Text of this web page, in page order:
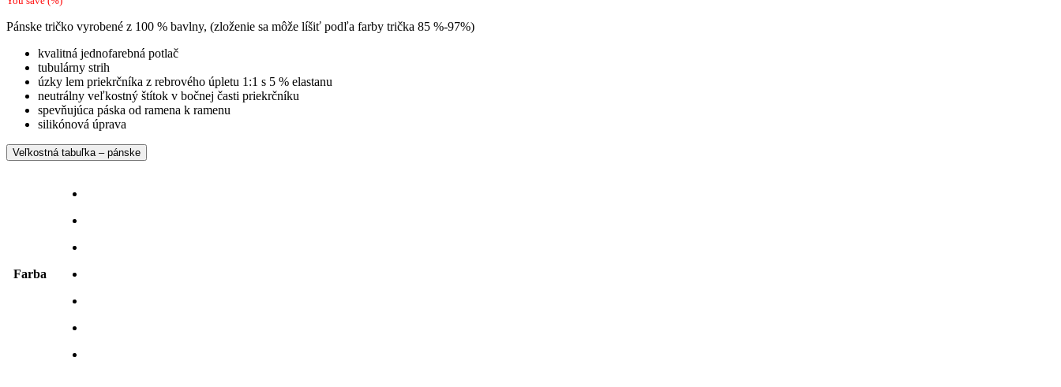
14,90 €.9,90 €.
Pánske tričko vyrobené z 100 % bavlny, (zloženie sa môže líšiť podľa farby trička 85 %-97%)
kvalitná jednofarebná potlač
tubulárny strih
úzky lem priekrčníka z rebrového úpletu 1:1 s 5 % elastanu
neutrálny veľkostný štítok v bočnej časti priekrčníku
spevňujúca páska od ramena k ramenu
silikónová úprava
Veľkostná tabuľka – pánske
Farba